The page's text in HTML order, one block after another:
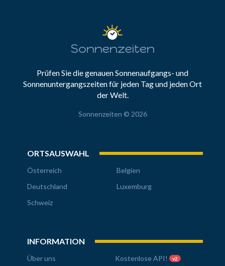
Sonnenzeiten
Prüfen Sie die genauen Sonnenaufgangs- und
Sonnenuntergangszeiten für jeden Tag und jeden Ort
der Welt.
Sonnenzeiten © 2026
ORTSAUSWAHL
Österreich
Belgien
Deutschland
Luxemburg
Schweiz
INFORMATION
Über uns Kostenlose API! v2